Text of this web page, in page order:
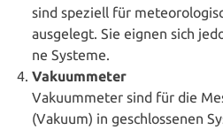
sind speziell für
ausgelegt. Sie eignen sich
ne Systeme.
Vaku­um­me­ter
Vaku­um­me­ter sind für die
(Vakuum) in geschlos­se­nen